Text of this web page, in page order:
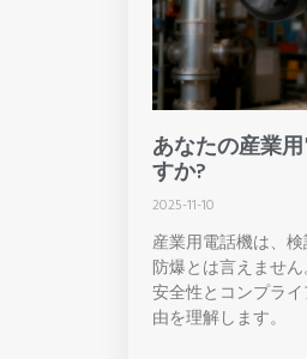
あなたの産業
すか?
2025-11-10
産業用電話機は、
防爆とは言えませ
安全性とコンプラ
由を理解します。